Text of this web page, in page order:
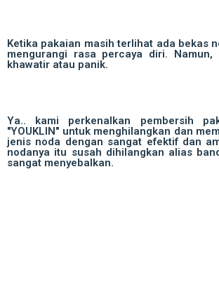
Ketika pakaian masih terlihat ada bekas
mengurangi rasa percaya diri.
khawatir atau panik.
Ya.. kami perkenalkan pembersih
"YOUKLIN" untuk menghilangkan dan
jenis noda dengan sangat efektif dan
nodanya itu susah dihilangkan alias
sangat menyebalkan.